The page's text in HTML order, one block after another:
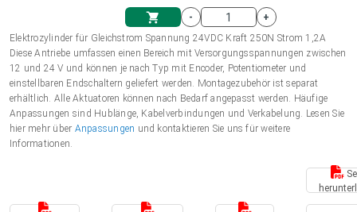
Einkaufswagen
Polski (EUR)
Norsk (NOK)
Suomi (EUR)
-
+
Elektrozylinder für Gleichstrom Spannung 24VDC Kraft 250N Strom 1,2A
Diese Antriebe umfassen einen Bereich mit Versorgungsspannungen zwischen
12 und 24 V und können je nach Typ mit Encoder, Potentiometer und
einstellbaren Endschaltern geliefert werden. Montagezubehör ist separat
erhältlich. Alle Aktuatoren können nach Bedarf angepasst werden. Häufige
Anpassungen sind Hublänge, Kabelverbindungen und Verkabelung. Lesen Sie
hier mehr über Anpassungen und kontaktieren Sie uns für weitere
Informationen.